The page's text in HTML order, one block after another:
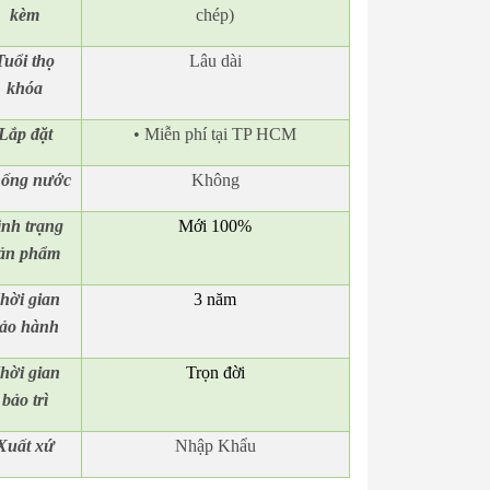
kèm chép)
thọ
khóa
Lâu dài
đặt • Miễn phí tại TP HCM
nước Không
trạng
phẩm
Mới 100%
gian
hành
3 năm
gian
bảo trì
Trọn đời
xứ Nhập Khẩu